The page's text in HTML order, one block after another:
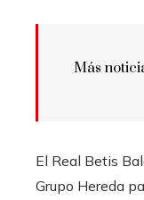
Más
El Real Betis
Grupo Hereda